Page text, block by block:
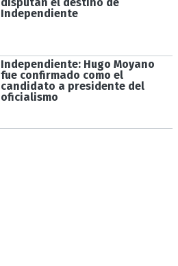
Independiente
Independiente: Hugo Moyano
fue confirmado como el
candidato a presidente del
oficialismo